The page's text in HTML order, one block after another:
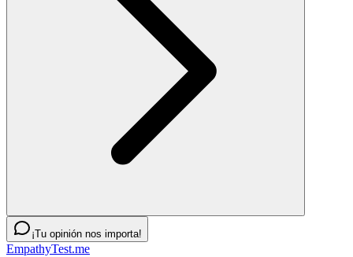
¡Tu opinión nos importa!
EmpathyTest.me